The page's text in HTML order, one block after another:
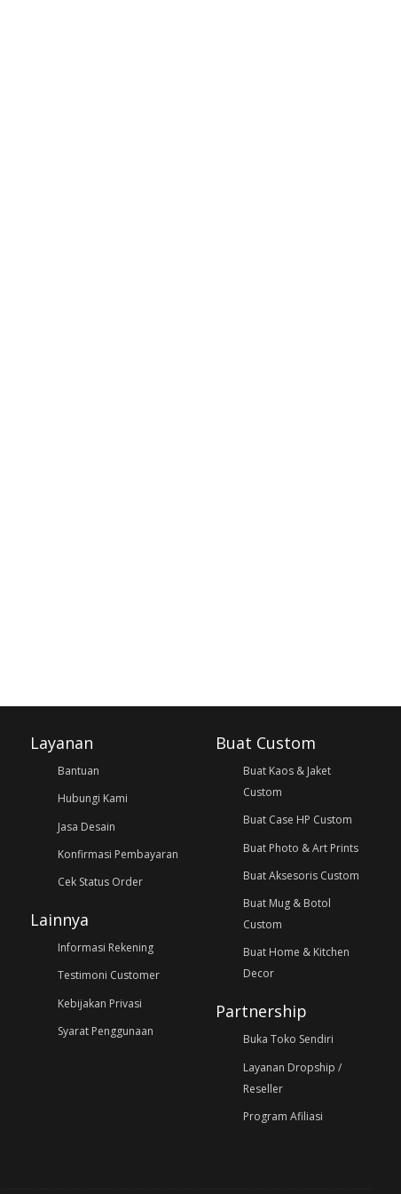
Layanan
Bantuan
Hubungi Kami
Jasa Desain
Konfirmasi Pembayaran
Cek Status Order
Lainnya
Informasi Rekening
Testimoni Customer
Kebijakan Privasi
Syarat Penggunaan
Buat Custom
Buat Kaos & Jaket
Custom
Buat Case HP Custom
Buat Photo & Art Prints
Buat Aksesoris Custom
Buat Mug & Botol
Custom
Buat Home & Kitchen
Decor
Partnership
Buka Toko Sendiri
Layanan Dropship /
Reseller
Program Afiliasi